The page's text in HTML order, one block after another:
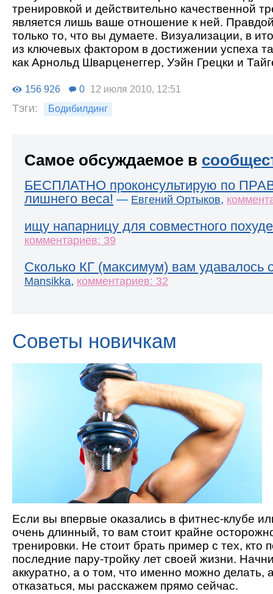
тренировкой и действительно качественной
является лишь ваше отношение к ней. Правдой
только то, что вы думаете. Визуализации, в
из ключевых фактором в достижении успеха
как Арнольд Шварценеггер, Уэйн Грецки и
156 926 0 12 июля 2010, 12:51
Тэги: Бодибилдинг
Самое обсуждаемое в
БЕСПЛАТНО проконсультирую по
лишнего веса! — Евгений Ортыков,
ищу напарницу для совместного
комментариев: 39
Сколько КГ (максимум) вам удавалось
Mansikka, комментариев: 32
Советы новичкам
Если вы впервые оказались в фитнес-клубе
очень длинный, то вам стоит крайне
тренировки. Не стоит брать пример с тех, кто
последние пару-тройку лет своей жизни.
аккуратно, а о том, что именно можно делать,
отказаться, мы расскажем прямо сейчас.